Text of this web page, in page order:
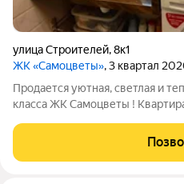
улица Строителей,8к1
ЖК «Самоцветы», 3 квартал
Продается уютная, светлая и
класса ЖК Самоцветы !
натяжной Напольное покрытие
Индивидуальный